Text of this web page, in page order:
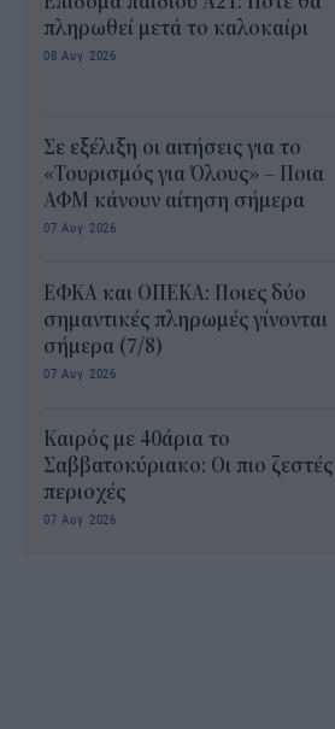
πληρωθεί μετά το καλοκαίρι
08 Αυγ 2026
Σε εξέλιξη οι αιτήσεις για το
«Τουρισμός για Όλους» – Ποια
ΑΦΜ κάνουν αίτηση σήμερα
07 Αυγ 2026
ΕΦΚΑ και ΟΠΕΚΑ: Ποιες δύο
σημαντικές πληρωμές γίνονται
σήμερα (7/8)
07 Αυγ 2026
Καιρός με 40άρια το
Σαββατοκύριακο: Οι πιο ζεστές
περιοχές
07 Αυγ 2026